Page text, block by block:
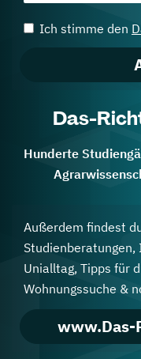
Ich stimme den
Das-
Hunderte
Außerdem findest
Studienberatungen,
Unialltag, Tipps für
Wohnungssuche &
www.Das-